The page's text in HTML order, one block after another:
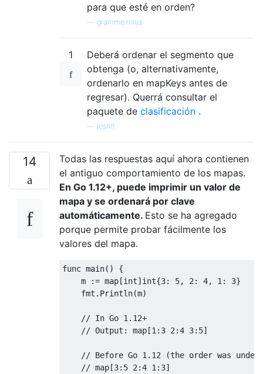
para que esté en orden?
gramme.ninja
1
Deberá ordenar el segmento que
obtenga (o, alternativamente,
ordenarlo en mapKeys antes de
regresar). Querrá consultar el
paquete de clasificación .
joshlf
14
Todas las respuestas aquí ahora contienen
el antiguo comportamiento de los mapas.
En Go 1.12+, puede imprimir un valor de
mapa y se ordenará por clave
automáticamente. Esto se ha agregado
porque permite probar fácilmente los
valores del mapa.
func main()
{
    m
:= map[int]int{3: 5, 2 : 4, 1 : 3}
    fmt
. Println(m)
// In Go 1.12+
// Output: map[1:3 2:4 3:5]
// Before Go 1.12 (the order was
// map[3:5 2:4 1:3]